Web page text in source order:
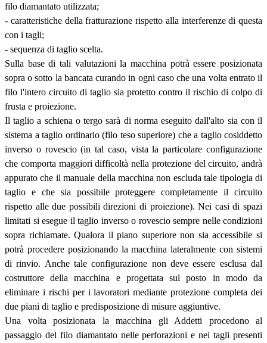
filo diamantato utilizzata;
- caratteristiche della fratturazione rispetto alla interferenze di questa
con i tagli;
- sequenza di taglio scelta.
Sulla base di tali valutazioni la macchina potrà essere posizionata
sopra o sotto la bancata curando in ogni caso che una volta entrato il
filo l'intero circuito di taglio sia protetto contro il rischio di colpo di
frusta e proiezione.
Il taglio a schiena o tergo sarà di norma eseguito dall'alto sia con il
sistema a taglio ordinario (filo teso superiore) che a taglio cosiddetto
inverso o rovescio (in tal caso, vista la particolare configurazione
che comporta maggiori difficoltà nella protezione del circuito, andrà
appurato che il manuale della macchina non escluda tale tipologia di
taglio e che sia possibile proteggere completamente il circuito
rispetto alle due possibili direzioni di proiezione). Nei casi di spazi
limitati si esegue il taglio inverso o rovescio sempre nelle condizioni
sopra richiamate. Qualora il piano superiore non sia accessibile si
potrà procedere posizionando la macchina lateralmente con sistemi
di rinvio. Anche tale configurazione non deve essere esclusa dal
costruttore della macchina e progettata sul posto in modo da
eliminare i rischi per i lavoratori mediante protezione completa dei
due piani di taglio e predisposizione di misure aggiuntive.
Una volta posizionata la macchina gli Addetti procedono al
passaggio del filo diamantato nelle perforazioni e nei tagli presenti